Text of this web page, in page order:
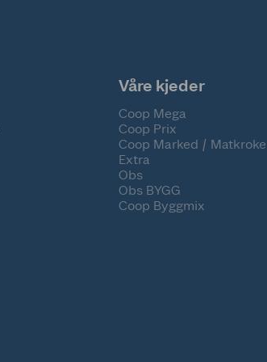
Våre kjeder
Coop Mega
Coop Prix
Coop Marked /
Extra
Obs
Obs BYGG
Coop Byggmix